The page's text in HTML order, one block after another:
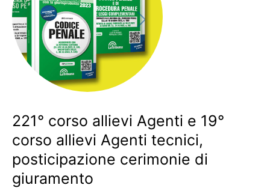
221° corso allievi Agenti e 19°
corso allievi Agenti tecnici,
posticipazione cerimonie di
giuramento